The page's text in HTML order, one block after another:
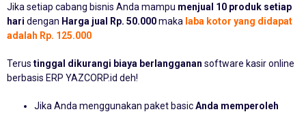
Jika setiap cabang bisnis Anda mampu menjual 10 produk setiap
hari dengan Harga jual Rp. 50.000maka laba kotor yang didapat
adalah Rp. 125.000
Terus tinggal dikurangi biaya berlangganan software kasir online
berbasis ERP YAZCORP.id deh!
Jika Anda menggunakan paket basicAnda memperoleh